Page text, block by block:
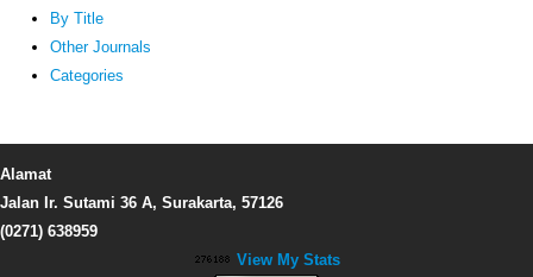
By Title
Other Journals
Categories
Alamat
Jalan Ir. Sutami 36 A, Surakarta, 57126
(0271) 638959
View My Stats